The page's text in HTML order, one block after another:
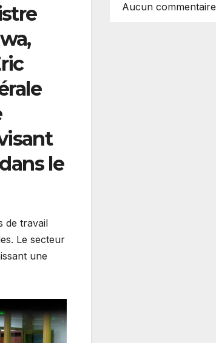
le
de travail
Le secteur
une
Aucun